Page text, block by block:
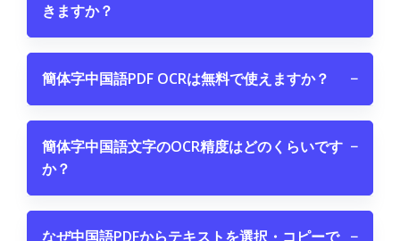
きますか？
簡体字中国語PDF OCRは無料で使えますか？ −
簡体字中国語文字のOCR精度はどのくらいです
か？
−
なぜ中国語PDFからテキストを選択・コピーで −